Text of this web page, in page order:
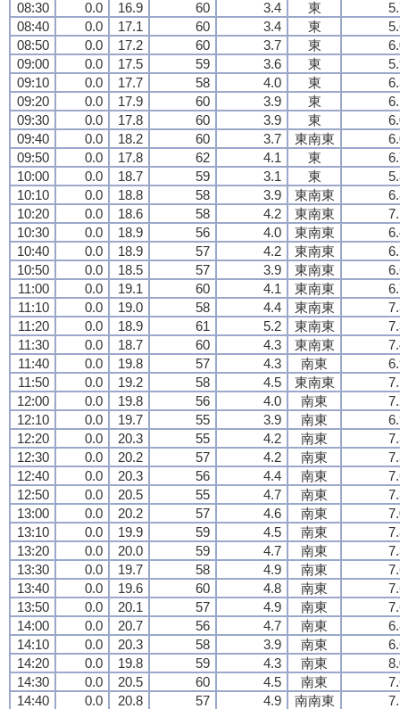
08:30
0.0 16.9 60 3.4 東
08:40
0.0 17.1 60 3.4 東
08:50
0.0 17.2 60 3.7 東
09:00
0.0 17.5 59 3.6 東
09:10
0.0 17.7 58 4.0 東
09:20
0.0 17.9 60 3.9 東
09:30
0.0 17.8 60 3.9 東
09:40
0.0 18.2 60 3.7 東南東
09:50
0.0 17.8 62 4.1 東
10:00
0.0 18.7 59 3.1 東
10:10
0.0 18.8 58 3.9 東南東
10:20
0.0 18.6 58 4.2 東南東
10:30
0.0 18.9 56 4.0 東南東
10:40
0.0 18.9 57 4.2 東南東
10:50
0.0 18.5 57 3.9 東南東
11:00
0.0 19.1 60 4.1 東南東
11:10
0.0 19.0 58 4.4 東南東
11:20
0.0 18.9 61 5.2 東南東
11:30
0.0 18.7 60 4.3 東南東
11:40
0.0 19.8 57 4.3 南東
11:50
0.0 19.2 58 4.5 東南東
12:00
0.0 19.8 56 4.0 南東
12:10
0.0 19.7 55 3.9 南東
12:20
0.0 20.3 55 4.2 南東
12:30
0.0 20.2 57 4.2 南東
12:40
0.0 20.3 56 4.4 南東
12:50
0.0 20.5 55 4.7 南東
13:00
0.0 20.2 57 4.6 南東
13:10
0.0 19.9 59 4.5 南東
13:20
0.0 20.0 59 4.7 南東
13:30
0.0 19.7 58 4.9 南東
13:40
0.0 19.6 60 4.8 南東
13:50
0.0 20.1 57 4.9 南東
14:00
0.0 20.7 56 4.7 南東
14:10
0.0 20.3 58 3.9 南東
14:20
0.0 19.8 59 4.3 南東
14:30
0.0 20.5 60 4.5 南東
14:40
0.0 20.8 57 4.9 南南東